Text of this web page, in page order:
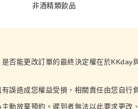
非酒精類飲品
否能更改訂單的最終決定權在於KKday
誤造成您權益受損，相關責任由您自行
動放棄預約。遲到者無法以此要求更改